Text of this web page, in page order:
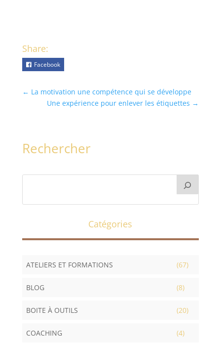
Share:
Facebook
← La motivation une compétence qui se développe
Une expérience pour enlever les étiquettes →
Rechercher
Catégories
ATELIERS ET FORMATIONS (67)
BLOG (8)
BOITE À OUTILS (20)
COACHING (4)